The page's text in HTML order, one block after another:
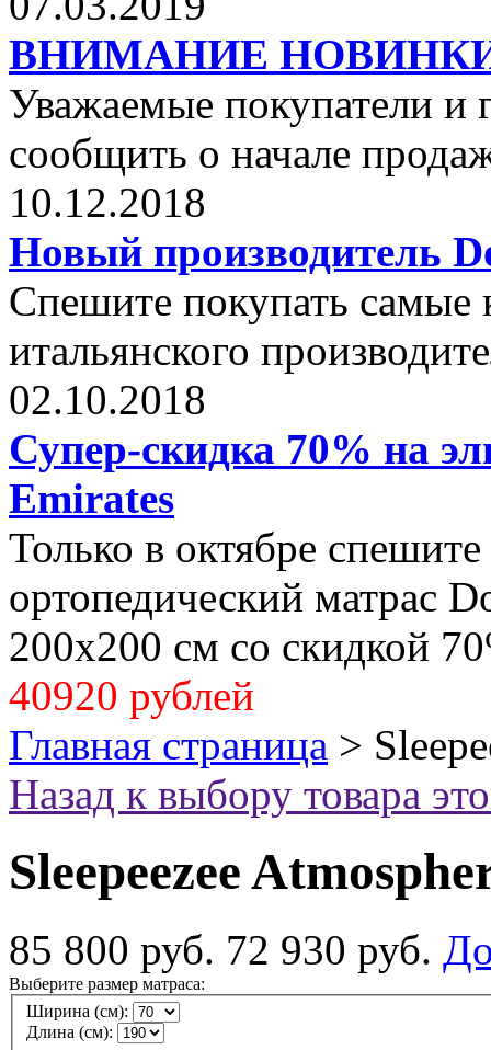
ВНИМАНИЕ НОВИНКИ
Уважаемые покупатели
сообщить о начале
10.12.2018
Новый производитель
Спешите покупать самые
итальянского
02.10.2018
Супер-скидка 70% на
Emirates
Только в октябре
ортопедический матрас
200x200 см со скидкой
40920 рублей
Главная страница >
Назад к выбору товара
Sleepeezee
85 800 руб. 72 930 руб.
Выберите размер матраса:
Ширина (см):
Длина (см):